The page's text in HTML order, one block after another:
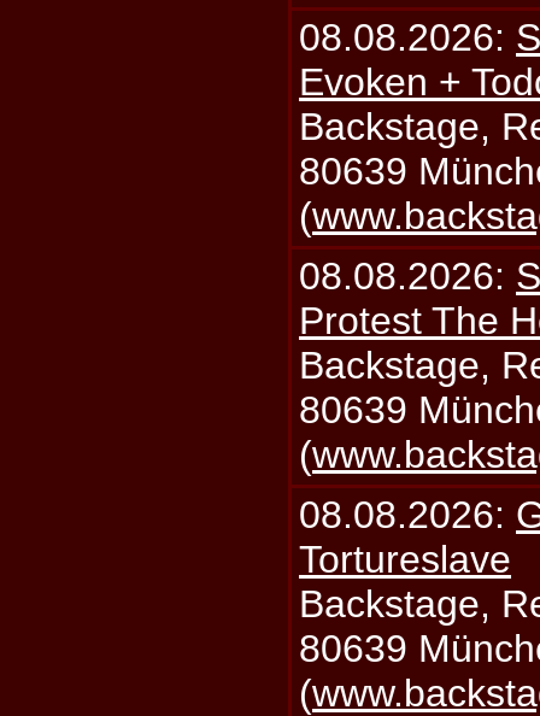
08.08.2026:
Evoken +
Backstage,
80639
(
08.08.2026:
Protest The
Backstage,
80639
(
08.08.2026:
Tortureslave
Backstage,
80639
(